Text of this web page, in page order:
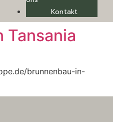
Kontakt
Tansania
brunnenbau-in-